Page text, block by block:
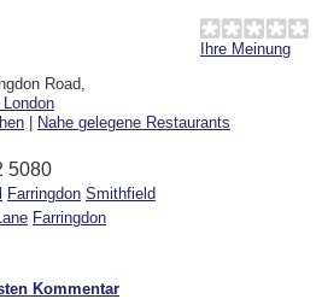
Ihre Meinung
Road
London
| Nahe gelegene Restaurants
5080
Farringdon Smithfield
Farringdon
Kommentar